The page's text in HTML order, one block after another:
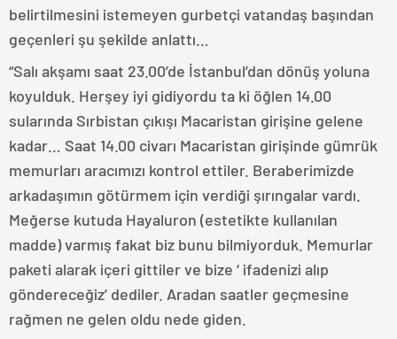
belirtilmesini istemeyen gurbetçi vatandaş başından
geçenleri şu şekilde anlattı…
“Salı akşamı saat 23.00’de İstanbul’dan dönüş yoluna
koyulduk. Herşey iyi gidiyordu ta ki öğlen 14.00
sularında Sırbistan çıkışı Macaristan girişine gelene
kadar… Saat 14.00 civarı Macaristan girişinde gümrük
memurları aracımızı kontrol ettiler. Beraberimizde
arkadaşımın götürmem için verdiği şırıngalar vardı.
Meğerse kutuda Hayaluron (estetikte kullanılan
madde) varmış fakat biz bunu bilmiyorduk. Memurlar
paketi alarak içeri gittiler ve bize ‘ ifadenizi alıp
göndereceğiz’ dediler. Aradan saatler geçmesine
rağmen ne gelen oldu nede giden.